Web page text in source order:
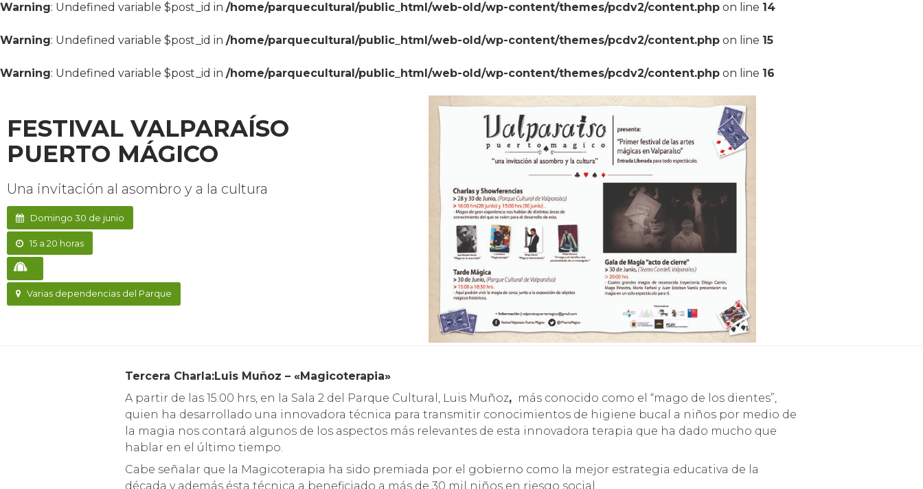
Warning: Undefined variable $post_id in /home/parquecultural/public_html/web-old/wp-content/themes/pcdv2/content.php on line 14
Warning: Undefined variable $post_id in /home/parquecultural/public_html/web-old/wp-content/themes/pcdv2/content.php on line 15
Warning: Undefined variable $post_id in /home/parquecultural/public_html/web-old/wp-content/themes/pcdv2/content.php on line 16
FESTIVAL VALPARAÍSO
PUERTO MÁGICO
Una invitación al asombro y a la cultura
Domingo 30 de junio
15 a 20 horas
Varias dependencias del Parque
Tercera Charla:Luis Muñoz – «Magicoterapia»
A partir de las 15:00 hrs, en la Sala 2 del Parque Cultural, Luis Muñoz, más conocido como el “mago de los dientes”,
quien ha desarrollado una innovadora técnica para transmitir conocimientos de higiene bucal a niños por medio de
la magia nos contará algunos de los aspectos más relevantes de esta innovadora terapia que ha dado mucho que
hablar en el último tiempo.
Cabe señalar que la Magicoterapia ha sido premiada por el gobierno como la mejor estrategia educativa de la
década y además ésta técnica a beneficiado a más de 30 mil niños en riesgo social.